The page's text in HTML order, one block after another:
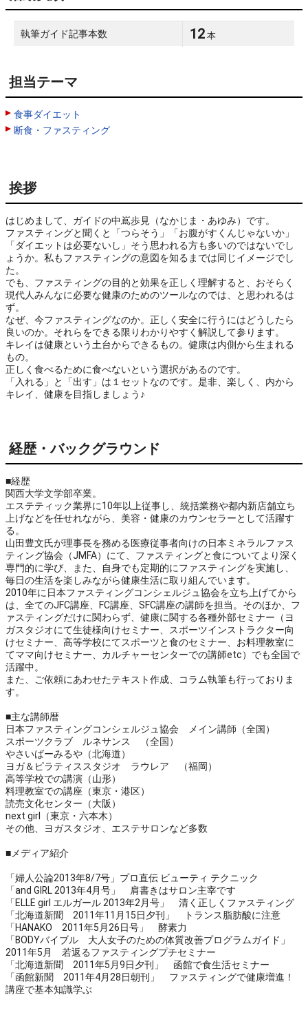
執筆ガイド記事本数 12 本
担当テーマ
食事ダイエット
断食・ファスティング
挨拶
はじめまして、ガイドの中嶌歩見（なかじま・あゆみ）です。
ファスティングと聞くと「つらそう」「お腹がすくんじゃないか」
「ダイエットは必要ないし」そう思われる方も多いのではないでし
ょうか。私もファスティングの意図を知るまでは同じイメージでし
た。
でも、ファスティングの目的と効果を正しく理解すると、おそらく
現代人みんなに必要な健康のためのツールなのでは、と思われるは
ず。
なぜ、今ファスティングなのか。正しく安全に行うにはどうしたら
良いのか。それらをできる限りわかりやすく解説して参ります。
キレイは健康という土台からできるもの。健康は内側から生まれる
もの。
正しく食べるために食べないという選択があるのです。
「入れる」と「出す」は１セットなのです。是非、楽しく、内から
キレイ、健康を目指しましょう♪
経歴・バックグラウンド
■経歴
関西大学文学部卒業。
エステティック業界に10年以上従事し、統括業務や都内新店舗立ち
上げなどを任せれながら、美容・健康のカウンセラーとして活躍す
る。
山田豊文氏が理事長を務める医療従事者向けの日本ミネラルファス
ティング協会（JMFA）にて、ファスティングと食についてより深く
専門的に学び、また、自身でも定期的にファスティングを実施し、
毎日の生活を楽しみながら健康生活に取り組んでいます。
2010年に日本ファスティングコンシェルジュ協会を立ち上げてから
は、全てのJFC講座、FC講座、SFC講座の講師を担当。そのほか、フ
ァスティングだけに関わらず、健康に関する各種外部セミナー（ヨ
ガスタジオにて生徒様向けセミナー、スポーツインストラクター向
けセミナー、高等学校にてスポーツと食のセミナー、お料理教室に
てママ向けセミナー、カルチャーセンターでの講師etc）でも全国で
活躍中。
また、ご依頼にあわせたテキスト作成、コラム執筆も行っておりま
す。
■主な講師暦
日本ファスティングコンシェルジュ協会 メイン講師（全国）
スポーツクラブ ルネサンス （全国）
やさいばーみるや（北海道）
ヨガ＆ピラティススタジオ ラウレア （福岡）
高等学校での講演（山形）
料理教室での講座（東京・港区）
読売文化センター（大阪）
next girl（東京・六本木）
その他、ヨガスタジオ、エステサロンなど多数
■メディア紹介
「婦人公論2013年8/7号」プロ直伝 ビューティ テクニック
「and GIRL 2013年4月号」 肩書きはサロン主宰です
「ELLE girl エルガール 2013年2月号」 清く正しくファスティング
「北海道新聞 2011年11月15日夕刊」 トランス脂肪酸に注意
「HANAKO 2011年5月26日号」 酵素力
「BODYバイブル 大人女子のための体質改善プログラムガイド」
2011年5月 若返るファスティングプチセミナー
「北海道新聞 2011年5月9日夕刊」 函館で食生活セミナー
「函館新聞 2011年4月28日朝刊」 ファスティングで健康増進！
講座で基本知識学ぶ